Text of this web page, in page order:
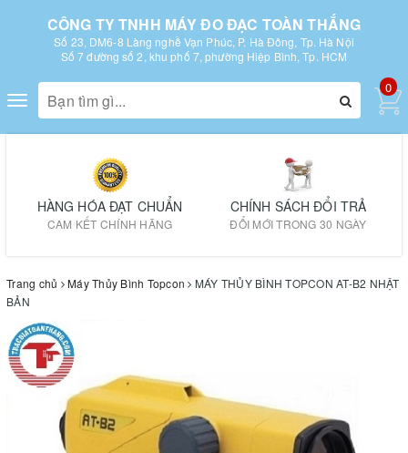
CÔNG TY TNHH MÁY ĐO ĐẠC TOÀN THẮNG
Số 23, DM6-8 Làng nghề Vạn Phúc, P. Hà Đông, Tp. Hà Nội
Số 7 đường số 2, khu phố 7, phường Hiệp Bình, Tp. HCM
Toggle
navigation
0
HÀNG HÓA ĐẠT CHUẨN
CAM KẾT CHÍNH HÃNG
CHÍNH SÁCH ĐỔI TRẢ
ĐỔI MỚI TRONG 30 NGÀY
Trang chủ Máy Thủy Bình Topcon
MÁY THỦY BÌNH TOPCON AT-B2 NHẬT
BẢN